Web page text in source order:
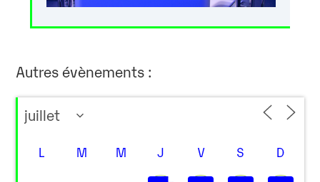
Autres évènements :
L M M J V S D